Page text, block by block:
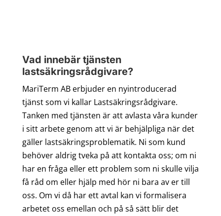
Vad innebär tjänsten
lastsäkringsrådgivare?
MariTerm AB erbjuder en nyintroducerad
tjänst som vi kallar Lastsäkringsrådgivare.
Tanken med tjänsten är att avlasta våra kunder
i sitt arbete genom att vi är behjälpliga när det
gäller lastsäkringsproblematik. Ni som kund
behöver aldrig tveka på att kontakta oss; om ni
har en fråga eller ett problem som ni skulle vilja
få råd om eller hjälp med hör ni bara av er till
oss. Om vi då har ett avtal kan vi formalisera
arbetet oss emellan och på så sätt blir det